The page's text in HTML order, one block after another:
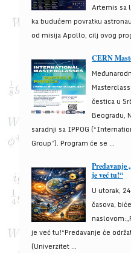
Artemis sa
ka budućem povratku
od misija Apollo, cilj ovog
CERN
čestica u
Beogradu,
saradnji sa IPPOG
Group”). Program će se ...
Predavanje
je već tu!“
U utorak,
časova,
je već tu!“Predavanje će
(Univerzitet ...